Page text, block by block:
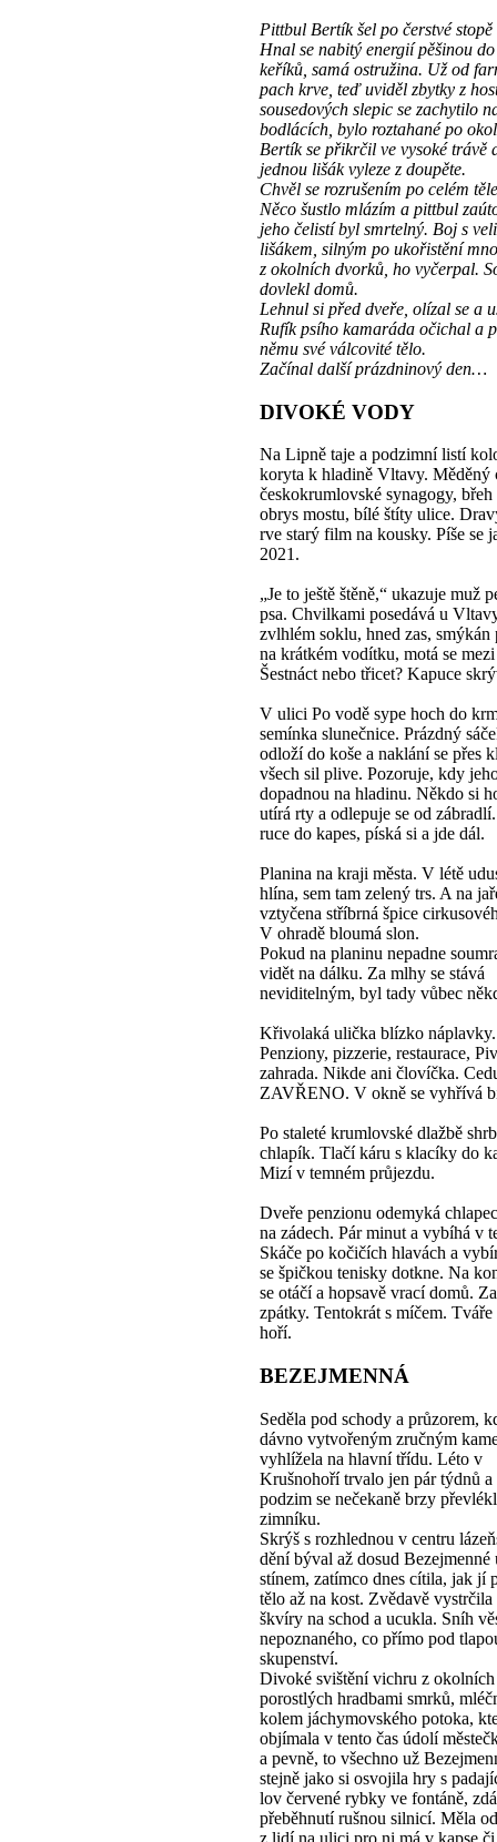
Pittbul Bertík šel po čerstvé stopě
Hnal se nabitý energií pěšinou
keříků, samá ostružina. Už od
pach krve, teď uviděl zbytky z
sousedových slepic se zachytilo
bodlácích, bylo roztahané po
Bertík se přikrčil ve vysoké trávě
jednou lišák vyleze z doupěte.
Chvěl se rozrušením po celém
Něco šustlo mlázím a pittbul
jeho čelistí byl smrtelný. Boj s
lišákem, silným po ukořistění
z okolních dvorků, ho vyčerpal.
dovlekl domů.
Lehnul si před dveře, olízal se a
Rufík psího kamaráda očichal a
němu své válcovité tělo.
Začínal další prázdninový den…
DIVOKÉ VODY
Na Lipně taje a podzimní listí
koryta k hladině Vltavy. Měděný
českokrumlovské synagogy,
obrys mostu, bílé štíty ulice.
rve starý film na kousky. Píše se
2021.
„Je to ještě štěně,“ ukazuje muž
psa. Chvilkami posedává u
zvlhlém soklu, hned zas, smýkán
na krátkém vodítku, motá se
Šestnáct nebo třicet? Kapuce
V ulici Po vodě sype hoch do
semínka slunečnice. Prázdný
odloží do koše a naklání se přes
všech sil plive. Pozoruje, kdy
dopadnou na hladinu. Někdo si
utírá rty a odlepuje se od
ruce do kapes, píská si a jde dál.
Planina na kraji města. V létě
hlína, sem tam zelený trs. A na
vztyčena stříbrná špice
V ohradě bloumá slon.
Pokud na planinu nepadne
vidět na dálku. Za mlhy se stává
neviditelným, byl tady vůbec
Křivolaká ulička blízko náplavky.
Penziony, pizzerie, restaurace,
zahrada. Nikde ani človíčka.
ZAVŘENO. V okně se vyhřívá
Po staleté krumlovské dlažbě
chlapík. Tlačí káru s klacíky do
Mizí v temném průjezdu.
Dveře penzionu odemyká
na zádech. Pár minut a vybíhá v
Skáče po kočičích hlavách a
se špičkou tenisky dotkne. Na
se otáčí a hopsavě vrací domů.
zpátky. Tentokrát s míčem. Tváře
hoří.
BEZEJMENNÁ
Seděla pod schody a průzorem,
dávno vytvořeným zručným
vyhlížela na hlavní třídu. Léto v
Krušnohoří trvalo jen pár týdnů
podzim se nečekaně brzy
zimníku.
Skrýš s rozhlednou v centru
dění býval až dosud Bezejmenné
stínem, zatímco dnes cítila, jak jí
tělo až na kost. Zvědavě vystrčila
škvíry na schod a ucukla. Sníh
nepoznaného, co přímo pod
skupenství.
Divoké svištění vichru z
porostlých hradbami smrků,
kolem jáchymovského potoka,
objímala v tento čas údolí
a pevně, to všechno už
stejně jako si osvojila hry s
lov červené rybky ve fontáně,
přeběhnutí rušnou silnicí. Měla
z lidí na ulici pro ni má v kapse či